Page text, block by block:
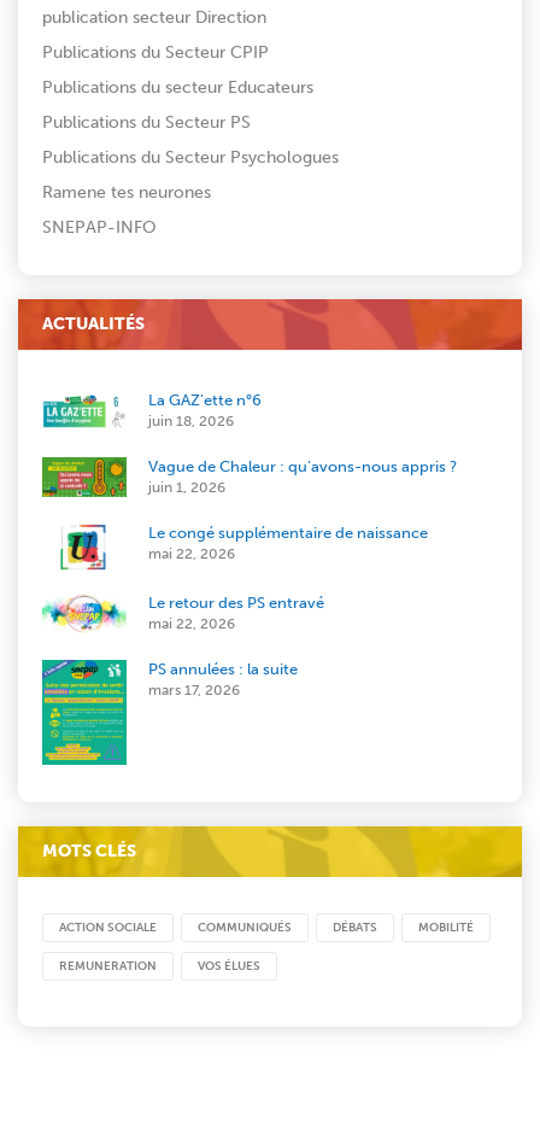
publication secteur Direction
Publications du Secteur CPIP
Publications du secteur Educateurs
Publications du Secteur PS
Publications du Secteur Psychologues
Ramene tes neurones
SNEPAP-INFO
ACTUALITÉS
La GAZ’ette n°6
juin 18, 2026
Vague de Chaleur : qu’avons-nous appris ?
juin 1, 2026
Le congé supplémentaire de naissance
mai 22, 2026
Le retour des PS entravé
mai 22, 2026
PS annulées : la suite
mars 17, 2026
MOTS CLÉS
ACTION SOCIALE COMMUNIQUÉS DÉBATS MOBILITÉ
REMUNERATION VOS ÉLUES